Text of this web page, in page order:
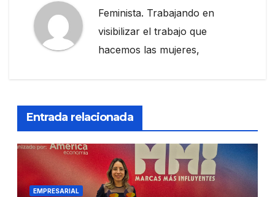
Feminista. Trabajando en
visibilizar el trabajo que
hacemos las mujeres,
Entrada relacionada
EMPRESARIAL